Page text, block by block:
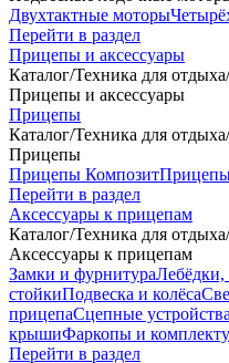
Двухтактные моторы
Перейти в раздел
Прицепы и аксессуары
Каталог/Техника для отдыха/
Прицепы и аксессуары
Прицепы
Каталог/Техника для отдыха/
Прицепы
Прицепы Композит
Перейти в раздел
Аксессуары к прицепам
Каталог/Техника для отдыха/
Аксессуары к прицепам
Замки и фурнитура
стойкиПодвеска и колёса
прицепаСцепные устройства
крышиФаркопы и
Перейти в раздел